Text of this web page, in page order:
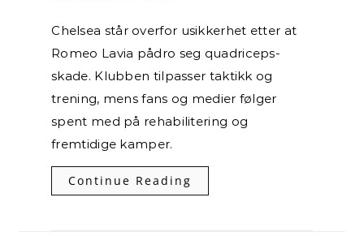
Chelsea står overfor usikkerhet etter at
Romeo Lavia pådro seg quadriceps-
skade. Klubben tilpasser taktikk og
trening, mens fans og medier følger
spent med på rehabilitering og
fremtidige kamper.
Continue Reading